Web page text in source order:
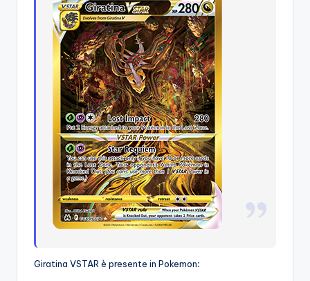
Giratina VSTAR è presente in Pokemon: